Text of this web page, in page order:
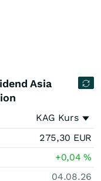
Asia
KAG Kurs
275,30 EUR
+0,04%
04.08.26